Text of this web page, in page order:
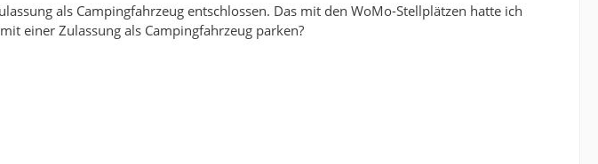
als Campingfahrzeug entschlossen. Das mit den WoMo-Stellplätzen hatte ich
einer Zulassung als Campingfahrzeug parken?